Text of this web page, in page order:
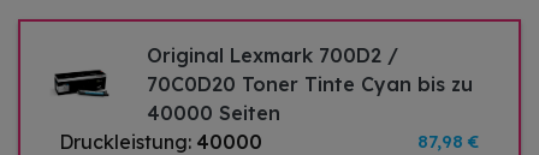
Original Lexmark 700D2 /
70C0D20 Toner Tinte Cyan bis zu
40000 Seiten
Druckleistung: 40000 87,98 €